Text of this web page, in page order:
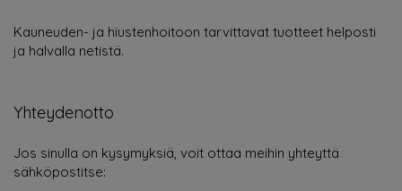
Kauneuden- ja hiustenhoitoon tarvittavat tuotteet helposti
ja halvalla netistä.
Yhteydenotto
Jos sinulla on kysymyksiä, voit ottaa meihin yhteyttä
sähköpostitse: